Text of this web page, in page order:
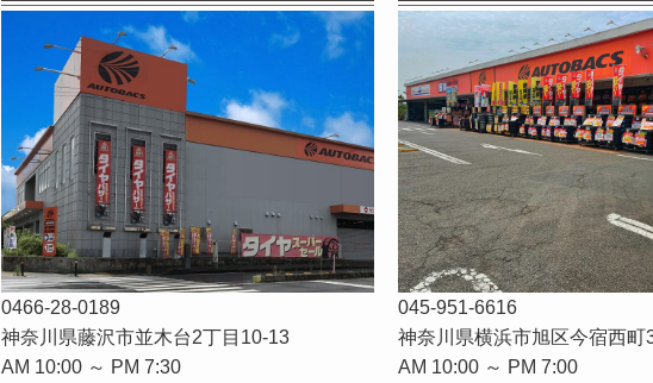
0466-28-0189
神奈川県藤沢市並木台2丁目10-13
AM 10:00 ～ PM 7:30
045-951-6616
神奈川県横浜市旭区今宿西町
AM 10:00 ～ PM 7:00